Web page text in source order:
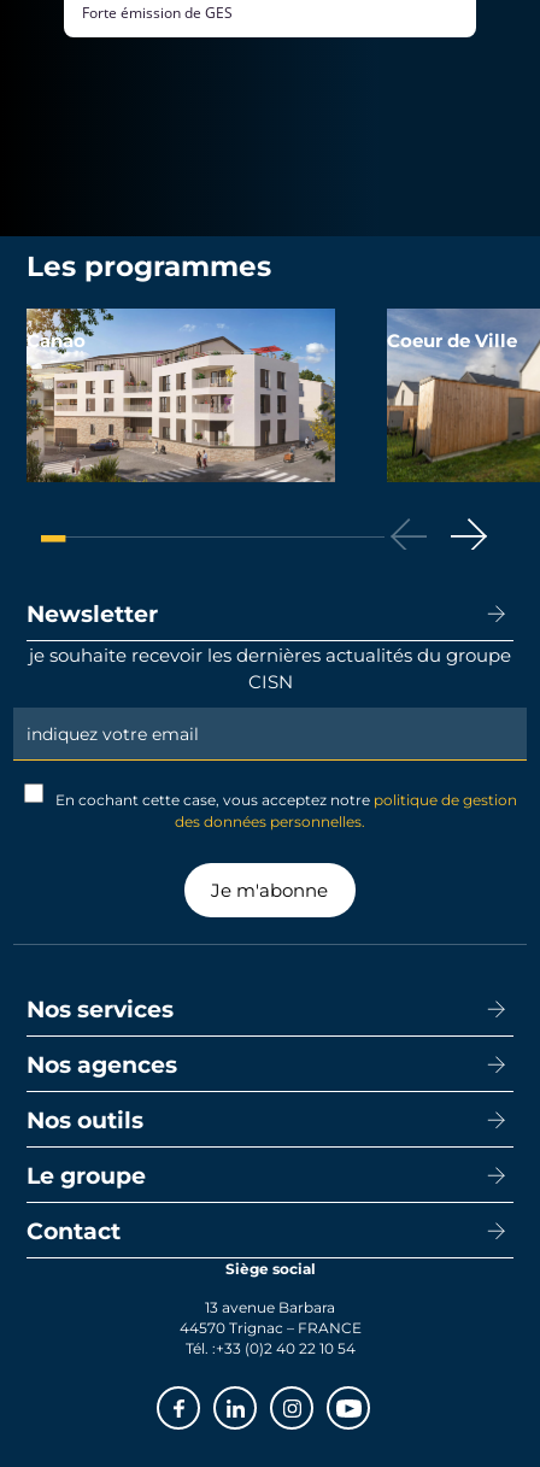
Forte émission de GES
Les programmes
Canao Coeur de Ville
Newsletter
je souhaite recevoir les dernières actualités du groupe
CISN
Newsletter
Signup
En cochant cette case, vous acceptez notre politique de gestion
des données personnelles.
Je m'abonne
Nos services
Acheter
Promotion
Transaction
Faire gérer
Nos agences
CISN Agence Immobilière Nantes Decré
CISN Agence Immobilière La Baule
Nos outils
Capacité d’emprunt
Le prêt bancaire
Le groupe
Le groupe
Contact
Siège social
13 avenue Barbara
44570 Trignac – FRANCE
Tél. :+33 (0)2 40 22 10 54
FacebookLinkedinInstagramYoutube